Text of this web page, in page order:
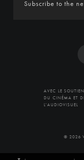
AVEC LE
DU CINÉMA ET
L'AUDIOVISUEL
© 2026